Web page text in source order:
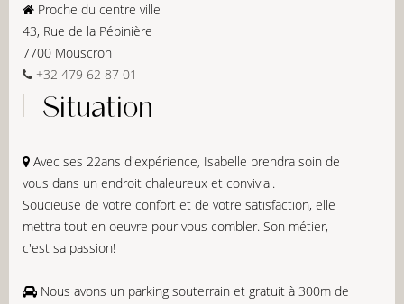
Proche du centre ville
43, Rue de la Pépinière
7700 Mouscron
+32 479 62 87 01
Situation
Avec ses 22ans d'expérience, Isabelle prendra soin de
vous dans un endroit chaleureux et convivial.
Soucieuse de votre confort et de votre satisfaction, elle
mettra tout en oeuvre pour vous combler. Son métier,
c'est sa passion!
Nous avons un parking souterrain et gratuit à 300m de